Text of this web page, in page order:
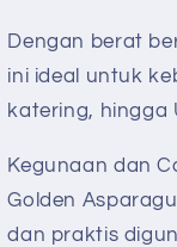
Dengan berat
ini ideal untuk
katering, hingga
Kegunaan dan
Golden
dan praktis